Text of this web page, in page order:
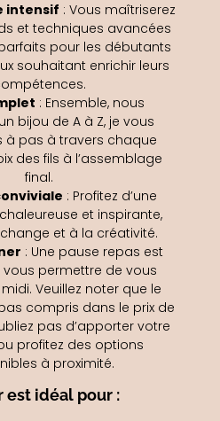
intensif : Vous maîtriserez
et techniques avancées
pour les débutants
souhaitant enrichir leurs
: Ensemble, nous
bijou de A à Z, je vous
à pas à travers chaque
des fils à l’assemblage
final.
: Profitez d’une
et inspirante,
et à la créativité.
: Une pause repas est
permettre de vous
Veuillez noter que le
compris dans le prix de
pas d’apporter votre
profitez des options
à proximité.
est idéal pour :